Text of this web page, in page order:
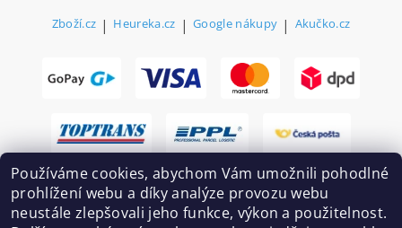
Zboží.cz | Heureka.cz | Google nákupy | Akučko.cz
Používáme cookies, abychom Vám umožnili pohodlné
prohlížení webu a díky analýze provozu webu
neustále zlepšovali jeho funkce, výkon a použitelnost.